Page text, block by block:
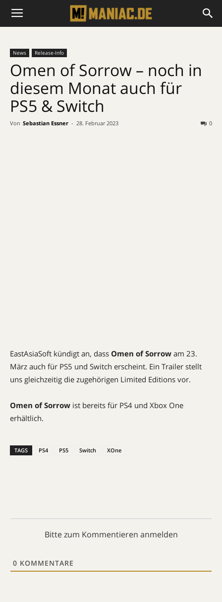
News Release-Info
Omen of Sorrow – noch in
diesem Monat auch für
PS5 & Switch
Von Sebastian Essner - 28. Februar 2023 0
EastAsiaSoft kündigt an, dass Omen of Sorrow am 23.
März auch für PS5 und Switch erscheint. Ein Trailer stellt
uns gleichzeitig die zugehörigen Limited Editions vor.
Omen of Sorrow ist bereits für PS4 und Xbox One
erhältlich.
TAGS PS4 PS5 Switch XOne
Bitte zum Kommentieren anmelden
0 KOMMENTARE